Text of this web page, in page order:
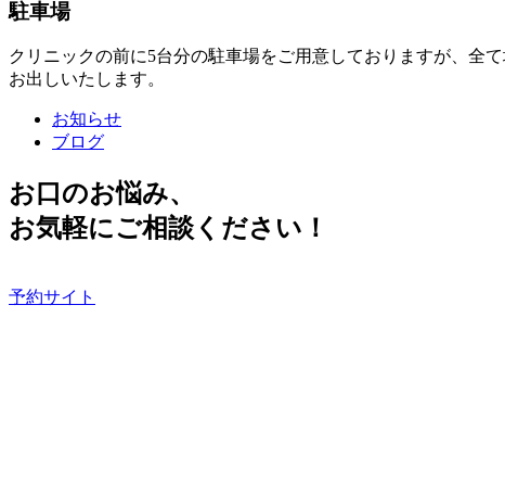
駐車場
クリニックの前に5台分の駐車場をご用意しておりますが、全
お出しいたします。
お知らせ
ブログ
お口のお悩み、
お気軽にご相談ください！
予約サイト